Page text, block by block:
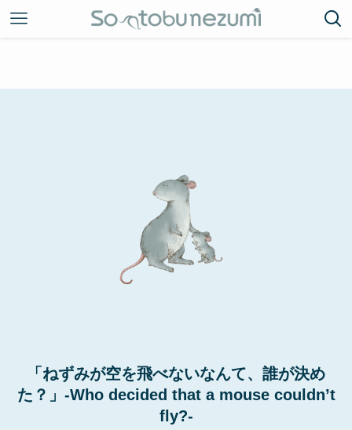
「ねずみが空を飛べないなんて、誰が決め
た？」-Who decided that a mouse couldn’t
fly?-